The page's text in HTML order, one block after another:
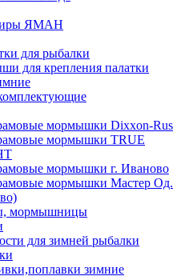
ЯМАН
для рыбалки
для крепления палатки
мормышки Dixxon-Rus
мормышки TRUE
мормышки г. Иваново
мормышки Мастер Од.
мормышницы
для зимней рыбалки
зимние